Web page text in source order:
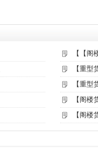
【【阁
【重型
【重型
【阁
【阁楼